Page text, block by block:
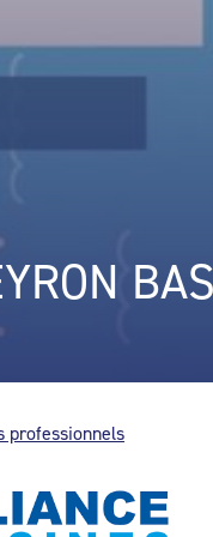
professionnels